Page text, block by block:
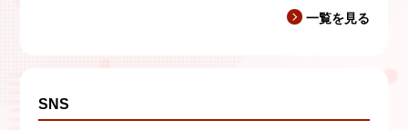
一覧を見る
SNS